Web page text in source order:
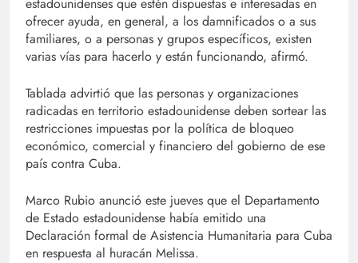
ofrecer ayuda, en general, a los damnificados o a sus
familiares, o a personas y grupos específicos, existen
varias vías para hacerlo y están funcionando, afirmó.
Tablada advirtió que las personas y organizaciones
radicadas en territorio estadounidense deben sortear las
restricciones impuestas por la política de bloqueo
económico, comercial y financiero del gobierno de ese
país contra Cuba.
Marco Rubio anunció este jueves que el Departamento
de Estado estadounidense había emitido una
Declaración formal de Asistencia Humanitaria para Cuba
en respuesta al huracán Melissa.